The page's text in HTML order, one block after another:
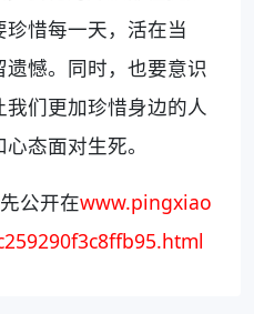
惜每一天，活在当
憾。同时，也要意识
们更加珍惜身边的人
态面对生死。
公开在www.pingxiao